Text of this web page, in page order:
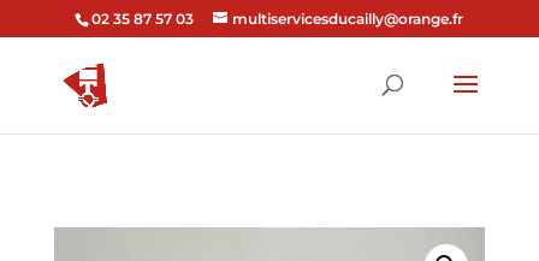
02 35 87 57 03 multiservicesducailly@orange.fr